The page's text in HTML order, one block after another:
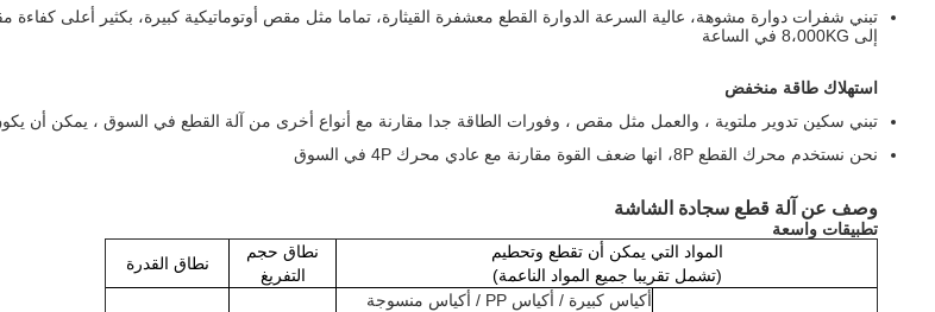
تبني شفرات دوارة مشوهة، عالية السرعة الدوارة القطع معشفرة القيثارة، تماما مثل مقص أوتوماتيكية كبيرة، بكثير أعلى
إلى 8،000KG في الساعة
استهلاك طاقة منخفض
تبني سكين تدوير ملتوية ، والعمل مثل مقص ، وفورات الطاقة جدا مقارنة مع أنواع أخرى من آلة القطع في السوق ، يمكن أن
نحن نستخدم محرك القطع 8P، انها ضعف القوة مقارنة مع عادي محرك 4P في السوق
وصف عن آلة قطع سجادة الشاشة
تطبيقات واسعة
المواد التي يمكن أن تقطع وتحطيم
(تشمل تقريبا جميع المواد الناعمة)
نطاق حجم
التفريغ
نطاق القدرة
أكياس كبيرة / أكياس PP / أكياس منسوجة